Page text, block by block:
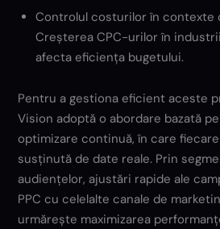
Controlul costurilor în contexte
Creșterea CPC-urilor în
afecta eficiența bugetului.
Pentru a gestiona eficient aceste
Vision adoptă o abordare bazată
optimizare continuă, în care
susținută de date reale. Prin
audiențelor, ajustări rapide ale
PPC cu celelalte canale de
urmărește maximizarea